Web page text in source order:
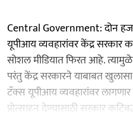
Central Government: दोन
यूपीआय व्यवहारांवर केंद्र
सोशल मीडियात फिरत आहे.
परंतु केंद्र सरकारने याबाबत
टॅक्स यूपीआय व्यवहारांवर लागणार
प्रोत्साहन देण्यासाठी सरकार